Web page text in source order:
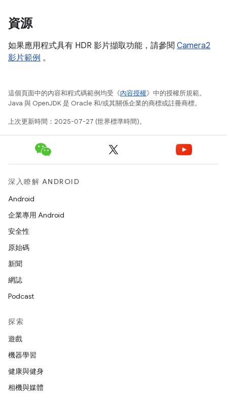
資源
如果應用程式具有 HDR 影片擷取功能，請參閱 Camera2
影片範例 。
這個頁面中的內容和程式碼範例均受《內容授權》中的授權所規範。
Java 與 OpenJDK 是 Oracle 和/或其關係企業的商標或註冊商標。
上次更新時間：2025-07-27 (世界標準時間)。
深入瞭解 ANDROID
Android
企業專用 Android
安全性
原始碼
新聞
網誌
Podcast
探索
遊戲
機器學習
健康與健身
相機與媒體